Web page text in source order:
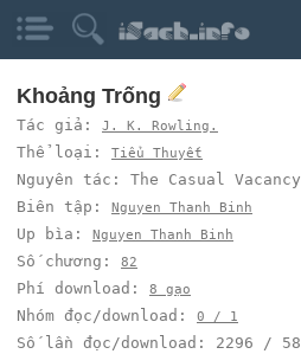
Khoảng Trống
Tác giả: J. K. Rowling.
Thể loại: Tiểu Thuyết
Nguyên tác: The Casual Vacancy
Biên tập: Nguyen Thanh Binh
Up bìa: Nguyen Thanh Binh
Số chương: 82
Phí download: 8 gạo
Nhóm đọc/download: 0 / 1
Số lần đọc/download: 2296 / 58